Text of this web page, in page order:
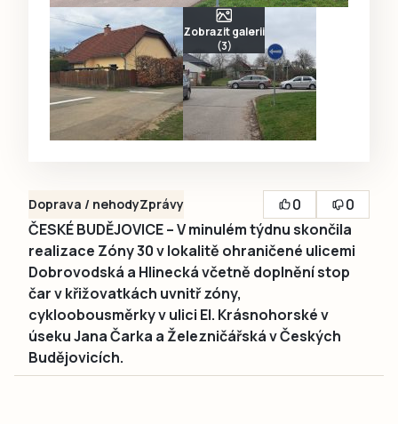
Zobrazit galerii
(3)
Doprava / nehodyZprávy 0
0
ČESKÉ BUDĚJOVICE – V minulém týdnu skončila
realizace Zóny 30 v lokalitě ohraničené ulicemi
Dobrovodská a Hlinecká včetně doplnění stop
čar v křižovatkách uvnitř zóny,
cykloobousměrky v ulici El. Krásnohorské v
úseku Jana Čarka a Železničářská v Českých
Budějovicích.